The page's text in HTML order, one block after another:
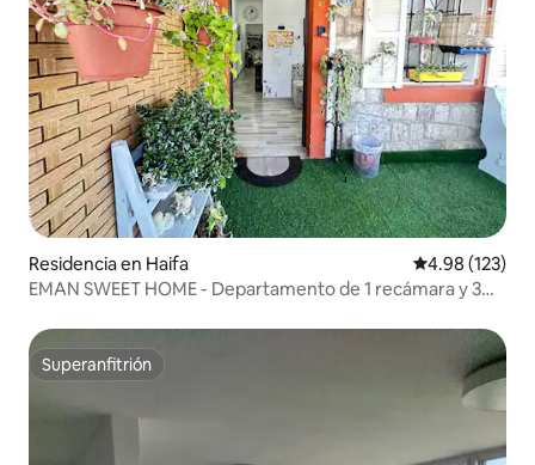
Residencia en Haifa Calificación
4.98 (123)
EMAN SWEET HOME - Departamento de 1 recámara y 3
Superanfitrión
Superanfitrión